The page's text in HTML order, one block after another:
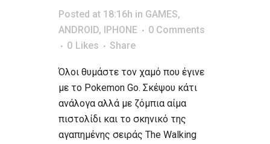
Posted at 18:16h in GAMES,
ANDROID, IPHONE
0 Comments
0 Likes Share
Όλοι θυμάστε τον χαμό που έγινε
με το Pokemon Go. Σκέψου κάτι
ανάλογα αλλά με ζόμπια αίμα
πιστολίδι και το σκηνικό της
αγαπημένης σειράς The Walking